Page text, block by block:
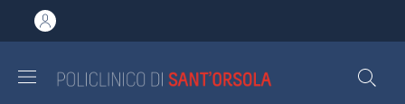
al contenuto principale
to footer content